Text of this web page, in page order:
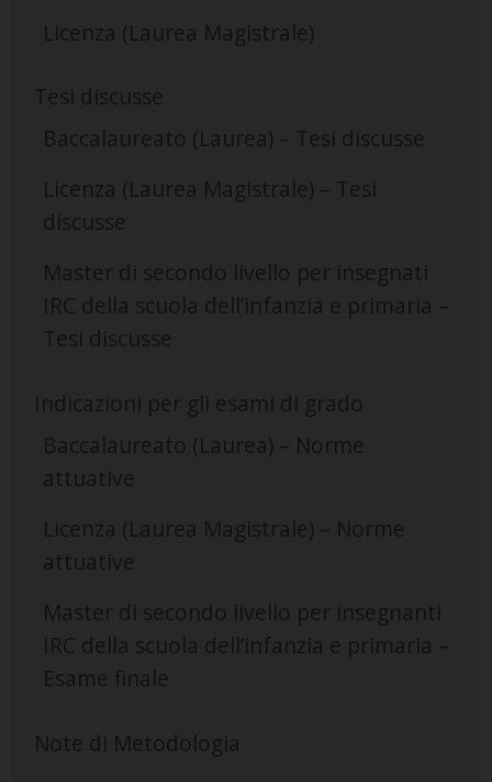
Licenza (Laurea Magistrale)
Tesi discusse
Baccalaureato (Laurea) – Tesi discusse
Licenza (Laurea Magistrale) – Tesi
discusse
Master di secondo livello per insegnati
IRC della scuola dell’infanzia e primaria –
Tesi discusse
Indicazioni per gli esami di grado
Baccalaureato (Laurea) – Norme
attuative
Licenza (Laurea Magistrale) – Norme
attuative
Master di secondo livello per insegnanti
IRC della scuola dell’infanzia e primaria –
Esame finale
Note di Metodologia